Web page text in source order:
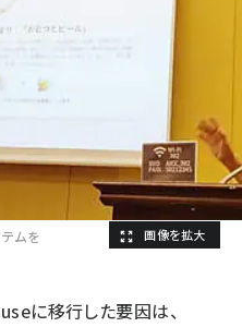
ムを
に移行した要因は、